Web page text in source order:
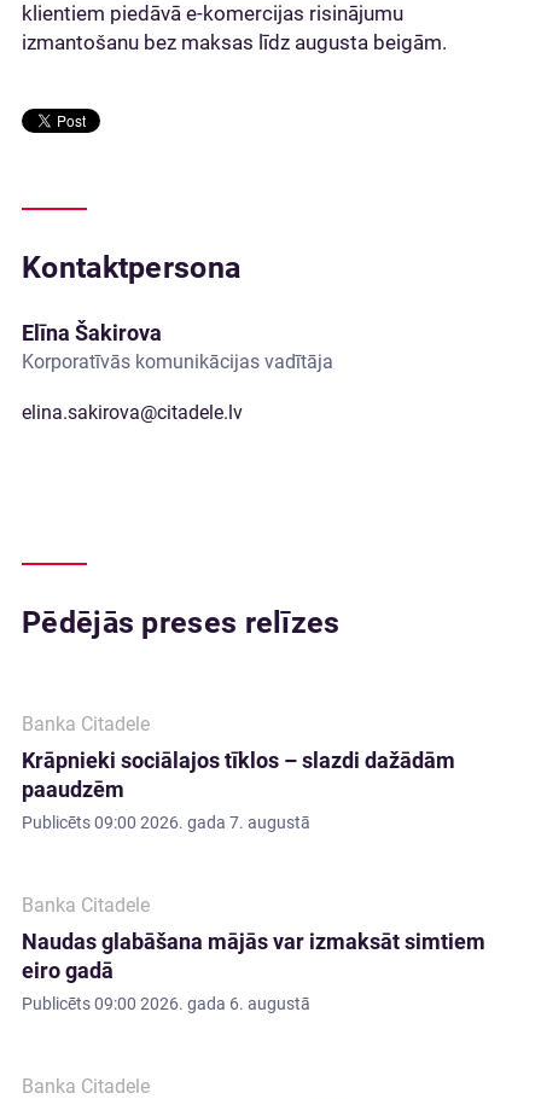
klientiem piedāvā e-komercijas risinājumu
izmantošanu bez maksas līdz augusta beigām.
Kontaktpersona
Elīna Šakirova
Korporatīvās komunikācijas vadītāja
elina.sakirova@citadele.lv
Pēdējās preses relīzes
Banka Citadele
Krāpnieki sociālajos tīklos – slazdi dažādām
paaudzēm
Publicēts09:00 2026. gada 7. augustā
Banka Citadele
Naudas glabāšana mājās var izmaksāt simtiem
eiro gadā
Publicēts09:00 2026. gada 6. augustā
Banka Citadele